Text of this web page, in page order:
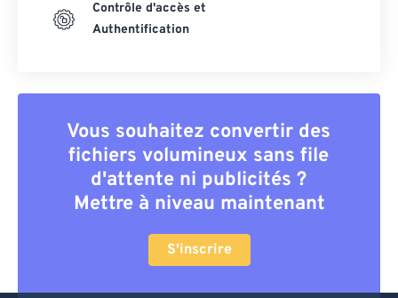
Contrôle d'accès et
Authentification
Vous souhaitez convertir des
fichiers volumineux sans file
d'attente ni publicités ?
Mettre à niveau maintenant
S'inscrire